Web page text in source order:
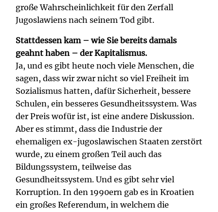
große Wahrscheinlichkeit für den Zerfall
Jugoslawiens nach seinem Tod gibt.
Stattdessen kam – wie Sie bereits damals
geahnt haben – der Kapitalismus.
Ja, und es gibt heute noch viele Menschen, die
sagen, dass wir zwar nicht so viel Freiheit im
Sozialismus hatten, dafür Sicherheit, bessere
Schulen, ein besseres Gesundheitssystem. Was
der Preis wofür ist, ist eine andere Diskussion.
Aber es stimmt, dass die Industrie der
ehemaligen ex-jugoslawischen Staaten zerstört
wurde, zu einem großen Teil auch das
Bildungssystem, teilweise das
Gesundheitssystem. Und es gibt sehr viel
Korruption. In den 1990ern gab es in Kroatien
ein großes Referendum, in welchem die